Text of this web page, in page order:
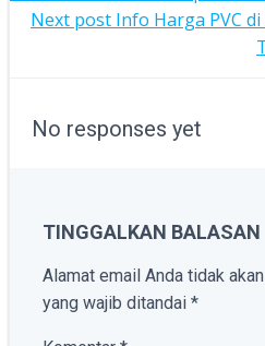
POST
Next post Info Harga PVC di
No responses yet
TINGGALKAN BALASAN
Alamat email Anda tidak
yang wajib ditandai *